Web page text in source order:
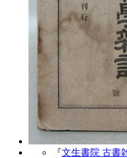
『文生書院 古書